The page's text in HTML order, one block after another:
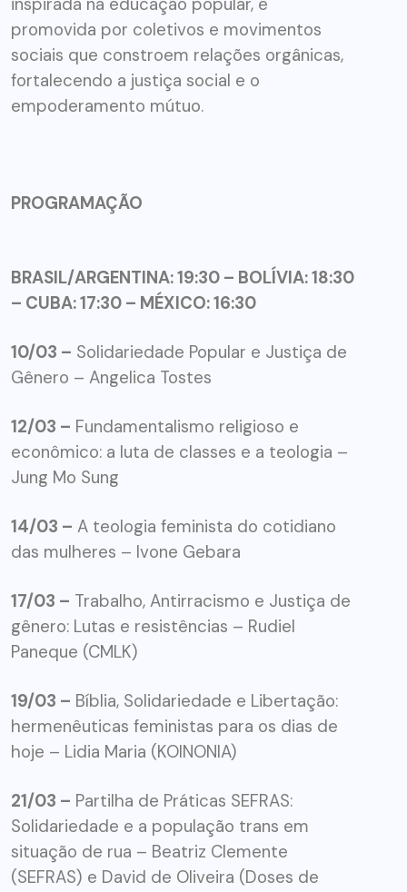
promovida por coletivos e movimentos
sociais que constroem relações orgânicas,
fortalecendo a justiça social e o
empoderamento mútuo.
PROGRAMAÇÃO
BRASIL/ARGENTINA: 19:30 – BOLÍVIA: 18:30
– CUBA: 17:30 – MÉXICO: 16:30
10/03 – Solidariedade Popular e Justiça de
Gênero – Angelica Tostes
12/03 – Fundamentalismo religioso e
econômico: a luta de classes e a teologia –
Jung Mo Sung
14/03 – A teologia feminista do cotidiano
das mulheres – Ivone Gebara
17/03 – Trabalho, Antirracismo e Justiça de
gênero: Lutas e resistências – Rudiel
Paneque (CMLK)
19/03 – Bíblia, Solidariedade e Libertação:
hermenêuticas feministas para os dias de
hoje – Lidia Maria (KOINONIA)
21/03 – Partilha de Práticas SEFRAS:
Solidariedade e a população trans em
situação de rua – Beatriz Clemente
(SEFRAS) e David de Oliveira (Doses de